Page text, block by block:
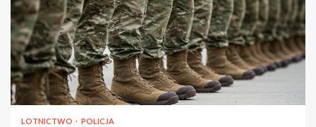
LOTNICTWO POLICJA